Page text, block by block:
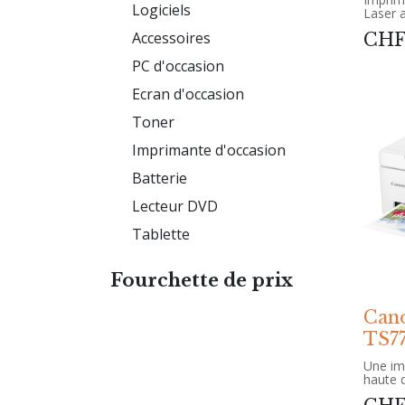
Logiciels
Accessoires
PC d'occasion
Ecran d'occasion
Toner
Imprimante d'occasion
Batterie
Lecteur DVD
Tablette
Fourchette de prix
Laser
CHF
Une
haute